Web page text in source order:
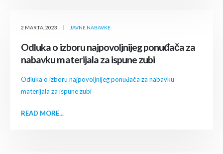
2 MARTA, 2023 JAVNE NABAVKE
Odluka o izboru najpovoljnijeg ponuđača za
nabavku materijala za ispune zubi
Odluka o izboru najpovoljnijeg ponuđača za nabavku
materijala za ispune zubi
READ MORE...